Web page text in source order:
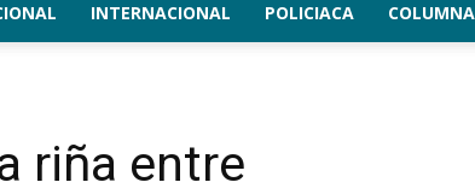
INTERNACIONAL POLICIACA
riña entre